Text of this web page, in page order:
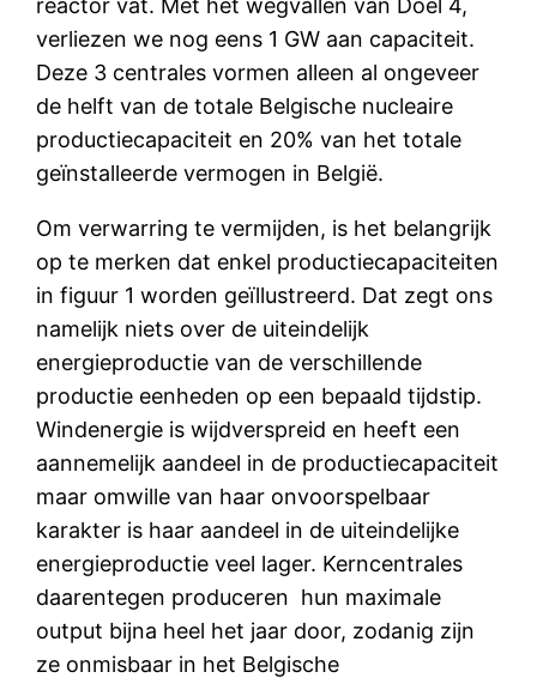
reactor vat. Met het wegvallen van Doel 4,
verliezen we nog eens 1 GW aan capaciteit.
Deze 3 centrales vormen alleen al ongeveer
de helft van de totale Belgische nucleaire
productiecapaciteit en 20% van het totale
geïnstalleerde vermogen in België.
Om verwarring te vermijden, is het belangrijk
op te merken dat enkel productiecapaciteiten
in figuur 1 worden geïllustreerd. Dat zegt ons
namelijk niets over de uiteindelijk
energieproductie van de verschillende
productie eenheden op een bepaald tijdstip.
Windenergie is wijdverspreid en heeft een
aannemelijk aandeel in de productiecapaciteit
maar omwille van haar onvoorspelbaar
karakter is haar aandeel in de uiteindelijke
energieproductie veel lager. Kerncentrales
daarentegen produceren hun maximale
output bijna heel het jaar door, zodanig zijn
ze onmisbaar in het Belgische